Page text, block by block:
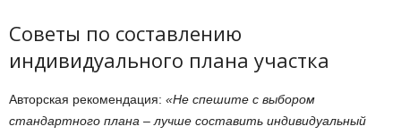
Советы по составлению
индивидуального плана участка
Авторская рекомендация: «Не спешите с выбором
стандартного плана – лучше составить индивидуальный